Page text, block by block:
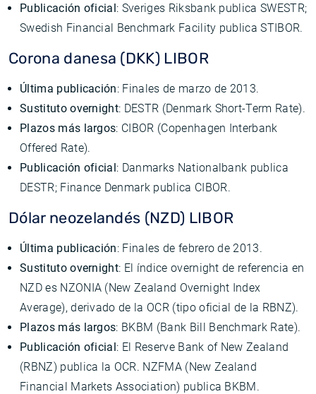
Publicación oficial: Sveriges Riksbank publica SWESTR;
Swedish Financial Benchmark Facility publica STIBOR.
Corona danesa (DKK) LIBOR
Última publicación: Finales de marzo de 2013.
Sustituto overnight: DESTR (Denmark Short-Term Rate).
Plazos más largos: CIBOR (Copenhagen Interbank
Offered Rate).
Publicación oficial: Danmarks Nationalbank publica
DESTR; Finance Denmark publica CIBOR.
Dólar neozelandés (NZD) LIBOR
Última publicación: Finales de febrero de 2013.
Sustituto overnight: El índice overnight de referencia en
NZD es NZONIA (New Zealand Overnight Index
Average), derivado de la OCR (tipo oficial de la RBNZ).
Plazos más largos: BKBM (Bank Bill Benchmark Rate).
Publicación oficial: El Reserve Bank of New Zealand
(RBNZ) publica la OCR. NZFMA (New Zealand
Financial Markets Association) publica BKBM.